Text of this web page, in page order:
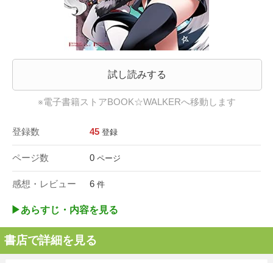
試し読みする
※電子書籍ストアBOOK☆WALKERへ移動します
登録数 45 登録
ページ数 0 ページ
感想・レビュー 6 件
▶︎あらすじ・内容を見る
書店で詳細を見る